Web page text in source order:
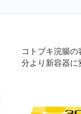
コトブキ浣腸
分より新容器に